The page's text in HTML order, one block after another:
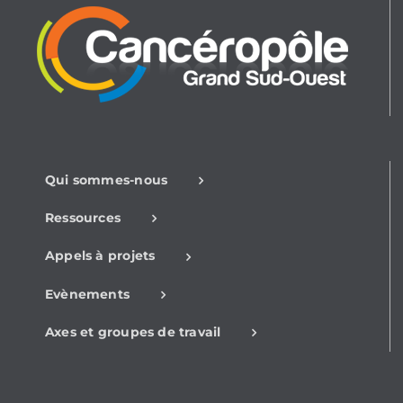
Qui sommes-nous
Ressources
Appels à projets
Evènements
Axes et groupes de travail